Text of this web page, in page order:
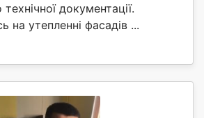
технічної документації.
на утепленні фасадів ...